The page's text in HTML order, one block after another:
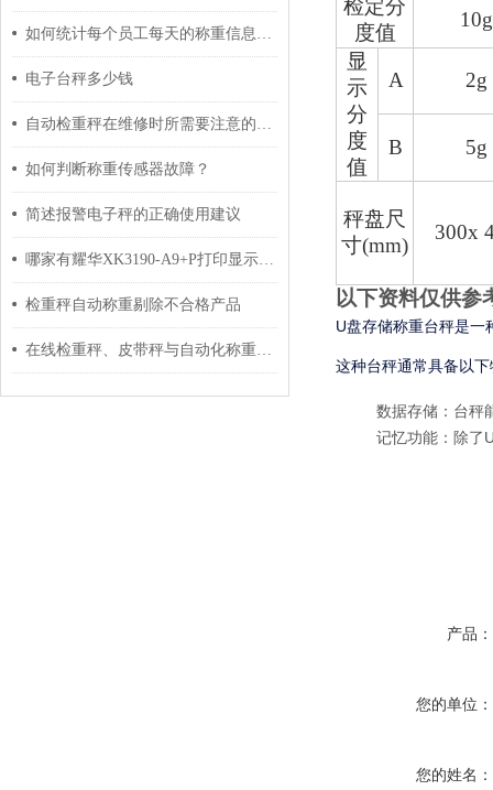
如何统计每个员工每天的称重信息报表分别刷卡计件？
电子台秤多少钱
自动检重秤在维修时所需要注意的事项介绍
如何判断称重传感器故障？
简述报警电子秤的正确使用建议
哪家有耀华XK3190-A9+P打印显示器的校正设定
检重秤自动称重剔除不合格产品
在线检重秤、皮带秤与自动化称重标签打印综合方案
检定分
度值
10g
显
示
分
度
值
A 2g
B 5g
秤盘尺
寸(mm)
300x
以下资料仅供参
U盘存储称重台秤是一
这种台秤通常具备以
数据存储：台秤
记忆功能：除了
产品：
您的单位：
您的姓名：